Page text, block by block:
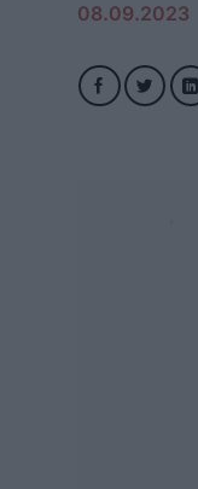
08.09.2023